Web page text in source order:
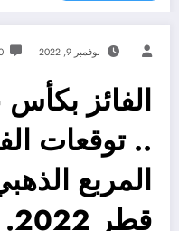
نوفمبر 9, 2022 0
.. توقعات
المربع
قطر 2022.